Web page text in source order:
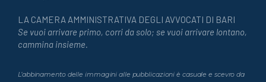
LA CAMERA AMMINISTRATIVA DEGLI AVVOCATI DI BARI
Se vuoi arrivare primo, corri da solo; se vuoi arrivare lontano,
cammina insieme.
L’abbinamento delle immagini alle pubblicazioni è casuale e scevro da